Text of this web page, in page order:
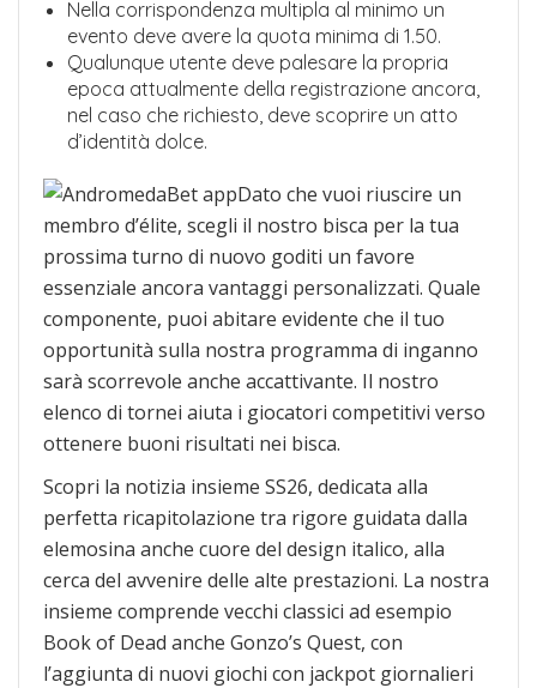
Nella corrispondenza multipla al minimo un
evento deve avere la quota minima di 1.50.
Qualunque utente deve palesare la propria
epoca attualmente della registrazione ancora,
nel caso che richiesto, deve scoprire un atto
d’identità dolce.
Dato che vuoi riuscire un
membro d’élite, scegli il nostro bisca per la tua
prossima turno di nuovo goditi un favore
essenziale ancora vantaggi personalizzati. Quale
componente, puoi abitare evidente che il tuo
opportunità sulla nostra programma di inganno
sarà scorrevole anche accattivante. Il nostro
elenco di tornei aiuta i giocatori competitivi verso
ottenere buoni risultati nei bisca.
Scopri la notizia insieme SS26, dedicata alla
perfetta ricapitolazione tra rigore guidata dalla
elemosina anche cuore del design italico, alla
cerca del avvenire delle alte prestazioni. La nostra
insieme comprende vecchi classici ad esempio
Book of Dead anche Gonzo’s Quest, con
l’aggiunta di nuovi giochi con jackpot giornalieri